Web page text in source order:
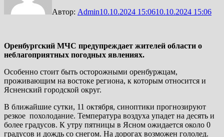
Автор: Admin10.10.2024 15:0610.10.2024 15:06
Оренбургский МЧС предупреждает жителей области о
неблагоприятных погодных явлениях.
Особенно стоит быть осторожными оренбуржцам,
проживающим на востоке региона, к которым относится и
Ясненский городской округ.
В ближайшие сутки, 11 октября, синоптики прогнозируют
резкое похолодание. Температура воздуха упадет на десять и
более градусов. К утру пятницы в Ясном ожидается около 0
градусов и дождь со снегом. На дорогах возможен гололед.